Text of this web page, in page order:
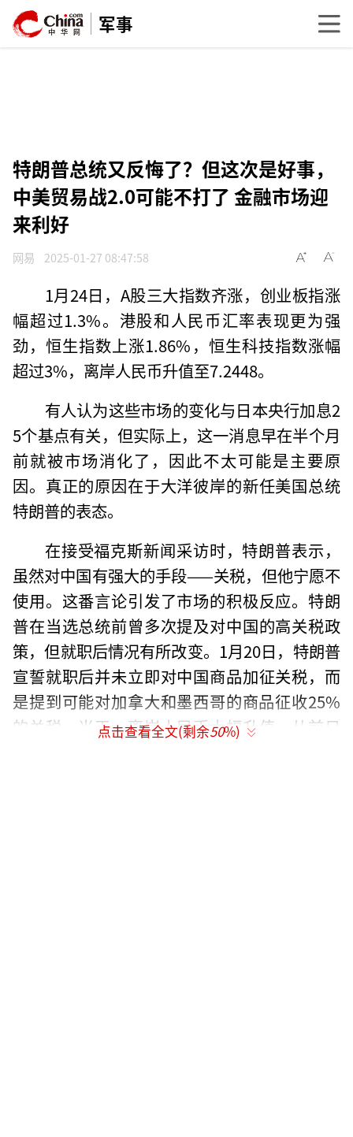
军事
特朗普总统又反悔了？但这次是好事，
中美贸易战2.0可能不打了 金融市场迎
来利好
网易 2025-01-27 08:47:58
1月24日，A股三大指数齐涨，创业板指涨
幅超过1.3%。港股和人民币汇率表现更为强
劲，恒生指数上涨1.86%，恒生科技指数涨幅
超过3%，离岸人民币升值至7.2448。
有人认为这些市场的变化与日本央行加息2
5个基点有关，但实际上，这一消息早在半个月
前就被市场消化了，因此不太可能是主要原
因。真正的原因在于大洋彼岸的新任美国总统
特朗普的表态。
在接受福克斯新闻采访时，特朗普表示，
虽然对中国有强大的手段——关税，但他宁愿不
使用。这番言论引发了市场的积极反应。特朗
普在当选总统前曾多次提及对中国的高关税政
策，但就职后情况有所改变。1月20日，特朗普
宣誓就职后并未立即对中国商品加征关税，而
是提到可能对加拿大和墨西哥的商品征收25%
的关税。当天，离岸人民币大幅升值，从前日
点击查看全文(剩余50%)